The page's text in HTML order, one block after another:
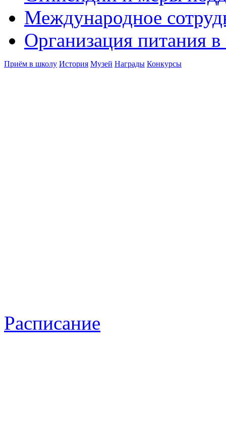
Международное
Организация питания в
Приём в школу История Музей Награды Конкурсы
Расписание